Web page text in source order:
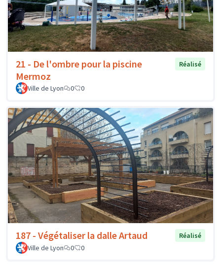
21 - De l'ombre pour la piscine
Mermoz
Réalisé
Ville de Lyon 0 0
187 - Végétaliser la dalle Artaud
Réalisé
Ville de Lyon
0 0